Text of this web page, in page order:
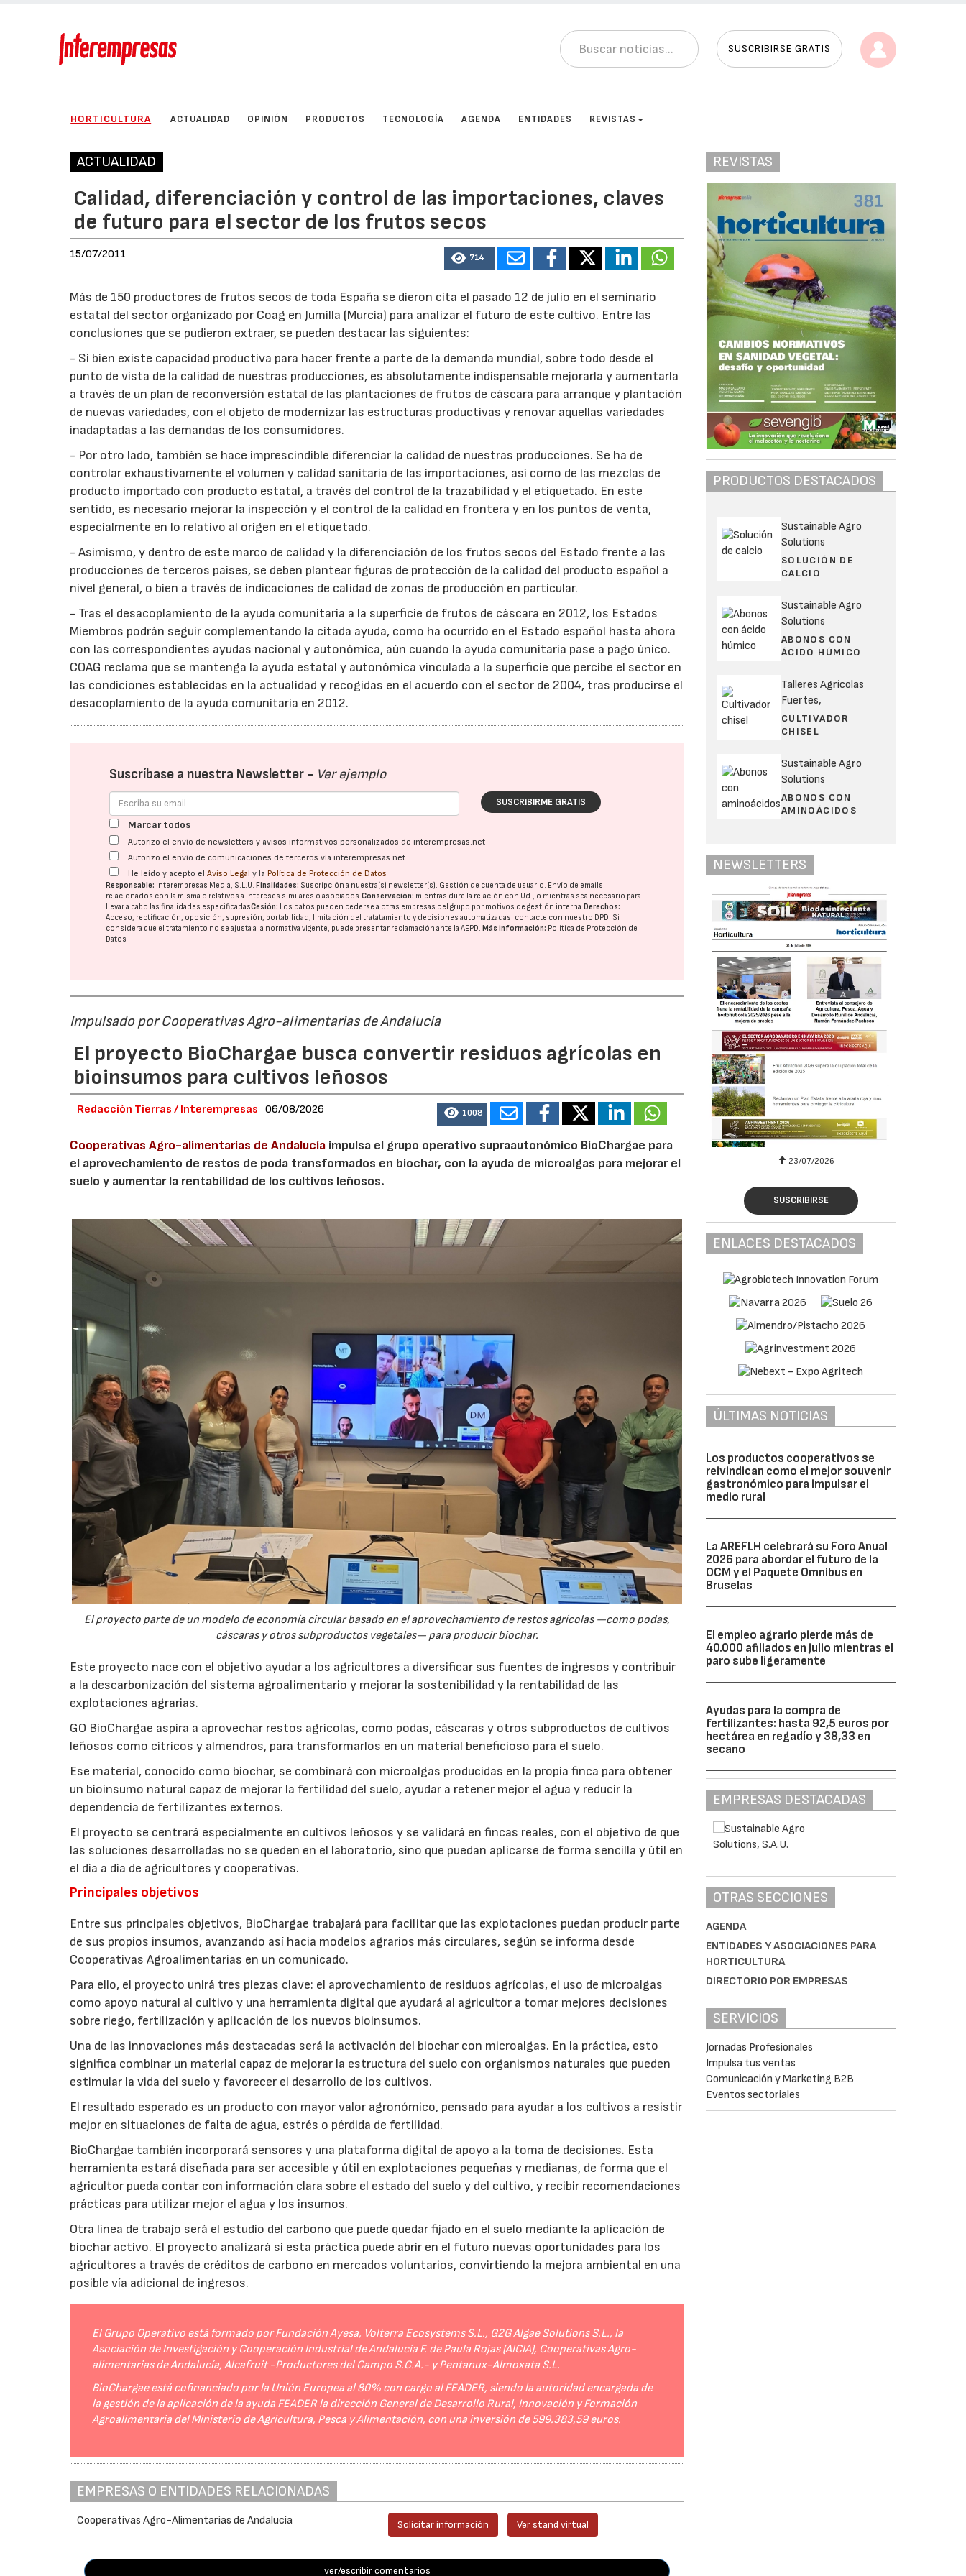
SUSCRIBIRSE GRATIS
HORTICULTURA ACTUALIDAD OPINIÓN PRODUCTOS TECNOLOGÍA AGENDA ENTIDADES REVISTAS
ACTUALIDAD
Calidad, diferenciación y control de las importaciones, claves
de futuro para el sector de los frutos secos
15/07/2011 714
Más de 150 productores de frutos secos de toda España se dieron cita el pasado 12 de julio en el seminario
estatal del sector organizado por Coag en Jumilla (Murcia) para analizar el futuro de este cultivo. Entre las
conclusiones que se pudieron extraer, se pueden destacar las siguientes:
- Si bien existe capacidad productiva para hacer frente a parte de la demanda mundial, sobre todo desde el
punto de vista de la calidad de nuestras producciones, es absolutamente indispensable mejorarla y aumentarla
a través de un plan de reconversión estatal de las plantaciones de frutos de cáscara para arranque y plantación
de nuevas variedades, con el objeto de modernizar las estructuras productivas y renovar aquellas variedades
inadaptadas a las demandas de los consumidores.
- Por otro lado, también se hace imprescindible diferenciar la calidad de nuestras producciones. Se ha de
controlar exhaustivamente el volumen y calidad sanitaria de las importaciones, así como de las mezclas de
producto importado con producto estatal, a través del control de la trazabilidad y el etiquetado. En este
sentido, es necesario mejorar la inspección y el control de la calidad en frontera y en los puntos de venta,
especialmente en lo relativo al origen en el etiquetado.
- Asimismo, y dentro de este marco de calidad y la diferenciación de los frutos secos del Estado frente a las
producciones de terceros países, se deben plantear figuras de protección de la calidad del producto español a
nivel general, o bien a través de indicaciones de calidad de zonas de producción en particular.
- Tras el desacoplamiento de la ayuda comunitaria a la superficie de frutos de cáscara en 2012, los Estados
Miembros podrán seguir complementando la citada ayuda, como ha ocurrido en el Estado español hasta ahora
con las correspondientes ayudas nacional y autonómica, aún cuando la ayuda comunitaria pase a pago único.
COAG reclama que se mantenga la ayuda estatal y autonómica vinculada a la superficie que percibe el sector en
las condiciones establecidas en la actualidad y recogidas en el acuerdo con el sector de 2004, tras producirse el
desacoplamiento de la ayuda comunitaria en 2012.
Suscríbase a nuestra Newsletter - Ver ejemplo
SUSCRIBIRME GRATIS
Marcar todos
Autorizo el envío de newsletters y avisos informativos personalizados de interempresas.net
Autorizo el envío de comunicaciones de terceros vía interempresas.net
He leído y acepto elAviso Legal y la Política de Protección de Datos
Responsable: Interempresas Media, S.L.U.Finalidades: Suscripción a nuestra(s) newsletter(s). Gestión de cuenta de usuario. Envío de emails
relacionados con la misma o relativos a intereses similares o asociados.Conservación: mientras dure la relación con Ud., o mientras sea necesario para
llevar a cabo las finalidades especificadasCesión: Los datos pueden cederse a otras empresas del grupo por motivos de gestión interna.Derechos:
Acceso, rectificación, oposición, supresión, portabilidad, limitación del tratatamiento y decisiones automatizadas: contacte con nuestro DPD. Si
considera que el tratamiento no se ajusta a la normativa vigente, puede presentar reclamación ante laAEPD.Más información: Política de Protección de
Datos
Impulsado por Cooperativas Agro-alimentarias de Andalucía
El proyecto BioChargae busca convertir residuos agrícolas en
bioinsumos para cultivos leñosos
Redacción Tierras / Interempresas 06/08/2026 1008
Cooperativas Agro-alimentarias de Andalucía impulsa el grupo operativo supraautonómico BioChargae para
el aprovechamiento de restos de poda transformados en biochar, con la ayuda de microalgas para mejorar el
suelo y aumentar la rentabilidad de los cultivos leñosos.
El proyecto parte de un modelo de economía circular basado en el aprovechamiento de restos agrícolas —como podas,
cáscaras y otros subproductos vegetales— para producir biochar.
Este proyecto nace con el objetivo ayudar a los agricultores a diversificar sus fuentes de ingresos y contribuir
a la descarbonización del sistema agroalimentario y mejorar la sostenibilidad y la rentabilidad de las
explotaciones agrarias.
GO BioChargae aspira a aprovechar restos agrícolas, como podas, cáscaras y otros subproductos de cultivos
leñosos como cítricos y almendros, para transformarlos en un material beneficioso para el suelo.
Ese material, conocido como biochar, se combinará con microalgas producidas en la propia finca para obtener
un bioinsumo natural capaz de mejorar la fertilidad del suelo, ayudar a retener mejor el agua y reducir la
dependencia de fertilizantes externos.
El proyecto se centrará especialmente en cultivos leñosos y se validará en fincas reales, con el objetivo de que
las soluciones desarrolladas no se queden en el laboratorio, sino que puedan aplicarse de forma sencilla y útil en
el día a día de agricultores y cooperativas.
Principales objetivos
Entre sus principales objetivos, BioChargae trabajará para facilitar que las explotaciones puedan producir parte
de sus propios insumos, avanzando así hacia modelos agrarios más circulares, según se informa desde
Cooperativas Agroalimentarias en un comunicado.
Para ello, el proyecto unirá tres piezas clave: el aprovechamiento de residuos agrícolas, el uso de microalgas
como apoyo natural al cultivo y una herramienta digital que ayudará al agricultor a tomar mejores decisiones
sobre riego, fertilización y aplicación de los nuevos bioinsumos.
Una de las innovaciones más destacadas será la activación del biochar con microalgas. En la práctica, esto
significa combinar un material capaz de mejorar la estructura del suelo con organismos naturales que pueden
estimular la vida del suelo y favorecer el desarrollo de los cultivos.
El resultado esperado es un producto con mayor valor agronómico, pensado para ayudar a los cultivos a resistir
mejor en situaciones de falta de agua, estrés o pérdida de fertilidad.
BioChargae también incorporará sensores y una plataforma digital de apoyo a la toma de decisiones. Esta
herramienta estará diseñada para ser accesible y útil en explotaciones pequeñas y medianas, de forma que el
agricultor pueda contar con información clara sobre el estado del suelo y del cultivo, y recibir recomendaciones
prácticas para utilizar mejor el agua y los insumos.
Otra línea de trabajo será el estudio del carbono que puede quedar fijado en el suelo mediante la aplicación de
biochar activo. El proyecto analizará si esta práctica puede abrir en el futuro nuevas oportunidades para los
agricultores a través de créditos de carbono en mercados voluntarios, convirtiendo la mejora ambiental en una
posible vía adicional de ingresos.
El Grupo Operativo está formado por Fundación Ayesa, Volterra Ecosystems S.L., G2G Algae Solutions S.L., la
Asociación de Investigación y Cooperación Industrial de Andalucía F. de Paula Rojas (AICIA), Cooperativas Agro-
alimentarias de Andalucía, Alcafruit -Productores del Campo S.C.A.- y Pentanux-Almoxata S.L.
BioChargae está cofinanciado por la Unión Europea al 80% con cargo al FEADER, siendo la autoridad encargada de
la gestión de la aplicación de la ayuda FEADER la dirección General de Desarrollo Rural, Innovación y Formación
Agroalimentaria del Ministerio de Agricultura, Pesca y Alimentación, con una inversión de 599.383,59 euros.
EMPRESAS O ENTIDADES RELACIONADAS
Cooperativas Agro-Alimentarias de Andalucía Solicitar información Ver stand virtual
ver/escribir comentarios
REVISTAS
PRODUCTOS DESTACADOS
Sustainable Agro
Solutions
SOLUCIÓN DE
CALCIO
Sustainable Agro
Solutions
ABONOS CON
ÁCIDO HÚMICO
Talleres Agrícolas
Fuertes,
CULTIVADOR
CHISEL
Sustainable Agro
Solutions
ABONOS CON
AMINOÁCIDOS
NEWSLETTERS
23/07/2026 30/07/2026 23/07/2026
SUSCRIBIRSE
ENLACES DESTACADOS
ÚLTIMAS NOTICIAS
Los productos cooperativos se
reivindican como el mejor souvenir
gastronómico para impulsar el
medio rural
La AREFLH celebrará su Foro Anual
2026 para abordar el futuro de la
OCM y el Paquete Omnibus en
Bruselas
El empleo agrario pierde más de
40.000 afiliados en julio mientras el
paro sube ligeramente
Ayudas para la compra de
fertilizantes: hasta 92,5 euros por
hectárea en regadío y 38,33 en
secano
EMPRESAS DESTACADAS
OTRAS SECCIONES
AGENDA
ENTIDADES Y ASOCIACIONES PARA
HORTICULTURA
DIRECTORIO POR EMPRESAS
SERVICIOS
Jornadas Profesionales
Impulsa tus ventas
Comunicación y Marketing B2B
Eventos sectoriales